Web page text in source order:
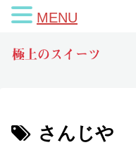
極上のスイーツ
さんじや
MENU